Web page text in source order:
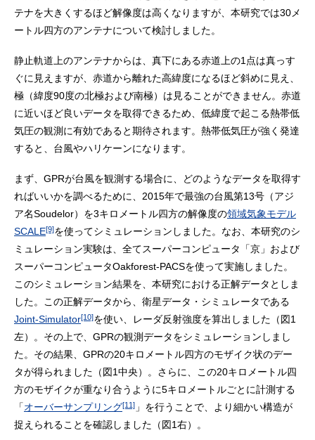
テナを大きくするほど解像度は高くなりますが、本研究では30メ
ートル四方のアンテナについて検討しました。
静止軌道上のアンテナからは、真下にある赤道上の1点は真っす
ぐに見えますが、赤道から離れた高緯度になるほど斜めに見え、
極（緯度90度の北極および南極）は見ることができません。赤道
に近いほど良いデータを取得できるため、低緯度で起こる熱帯低
気圧の観測に有効であると期待されます。熱帯低気圧が強く発達
すると、台風やハリケーンになります。
まず、GPRが台風を観測する場合に、どのようなデータを取得す
ればいいかを調べるために、2015年で最強の台風第13号（アジ
ア名Soudelor）を3キロメートル四方の解像度の領域気象モデル
SCALE[9]を使ってシミュレーションしました。なお、本研究のシ
ミュレーション実験は、全てスーパーコンピュータ「京」および
スーパーコンピュータOakforest-PACSを使って実施しました。
このシミュレーション結果を、本研究における正解データとしま
した。この正解データから、衛星データ・シミュレータである
Joint-Simulator[10]を使い、レーダ反射強度を算出しました（図1
左）。その上で、GPRの観測データをシミュレーションしまし
た。その結果、GPRの20キロメートル四方のモザイク状のデー
タが得られました（図1中央）。さらに、この20キロメートル四
方のモザイクが重なり合うように5キロメートルごとに計測する
「オーバーサンプリング[11] 」を行うことで、より細かい構造が
捉えられることを確認しました（図1右）。